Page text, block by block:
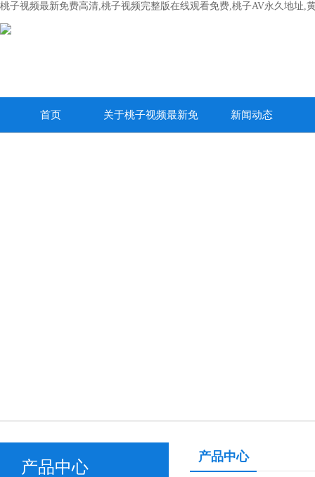
桃子视频最新免费高清,桃子视频完整版在线观看免费,桃子AV永久地址,
首页 关于桃子视频最新免 新闻动态
产品中心
产品中心